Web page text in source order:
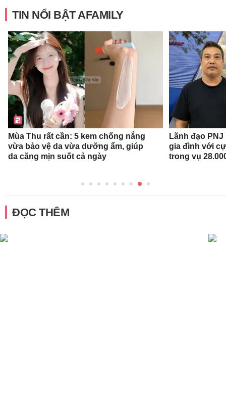
TIN NỔI BẬT AFAMILY
Mùa Thu rất cần: 5 kem chống nắng
vừa bảo vệ da vừa dưỡng ẩm, giúp
da căng mịn suốt cả ngày
Lãnh đạo
gia đình với
trong vụ
ĐỌC THÊM